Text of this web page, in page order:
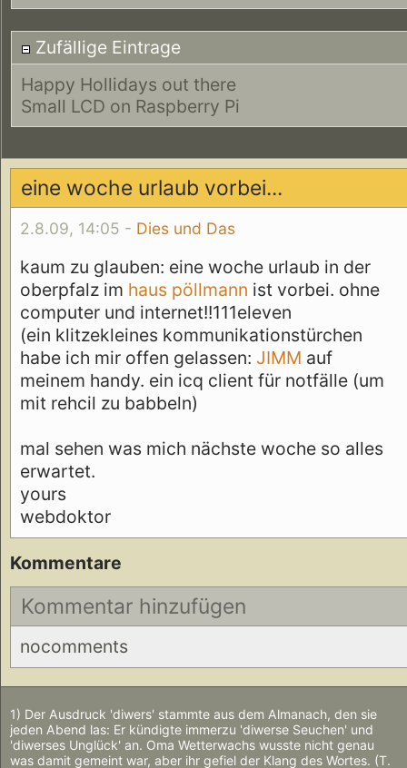
Zufällige Eintrage
Happy Hollidays out there
Small LCD on Raspberry Pi
eine woche urlaub vorbei...
2.8.09, 14:05 - Dies und Das
kaum zu glauben: eine woche urlaub in der
oberpfalz im haus pöllmann ist vorbei. ohne
computer und internet!!111eleven
(ein klitzekleines kommunikationstürchen
habe ich mir offen gelassen: JIMM auf
meinem handy. ein icq client für notfälle (um
mit rehcil zu babbeln)
mal sehen was mich nächste woche so alles
erwartet.
yours
webdoktor
Kommentare
Kommentar hinzufügen
nocomments
1) Der Ausdruck 'diwers' stammte aus dem Almanach, den sie
jeden Abend las: Er kündigte immerzu 'diwerse Seuchen' und
'diwerses Unglück' an. Oma Wetterwachs wusste nicht genau
was damit gemeint war, aber ihr gefiel der Klang des Wortes. (T.